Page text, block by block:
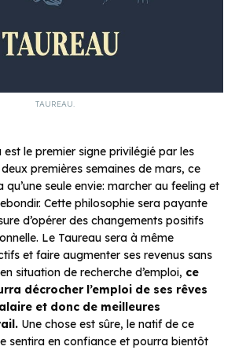
TAUREAU.
est le premier signe privilégié par les
premières semaines de mars, ce
qu’une seule envie: marcher au feeling et
Cette philosophie sera payante
d’opérer des changements positifs
Le Taureau sera à même
et faire augmenter ses revenus sans
situation de recherche d’emploi, ce
décrocher l’emploi de ses rêves
et donc de meilleures
Une chose est sûre, le natif de ce
sentira en confiance et pourra bientôt